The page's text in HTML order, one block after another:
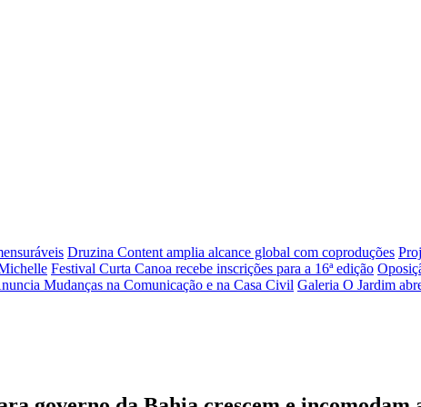
Druzina Content amplia alcance global com coproduções
Festival Curta Canoa recebe inscrições para a 16ª edição
Mudanças na Comunicação e na Casa Civil Galeria O Jardim